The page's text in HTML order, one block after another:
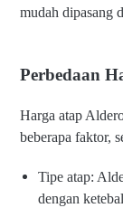
mudah dipasang
Perbedaan
Harga atap
beberapa faktor,
Tipe atap:
dengan